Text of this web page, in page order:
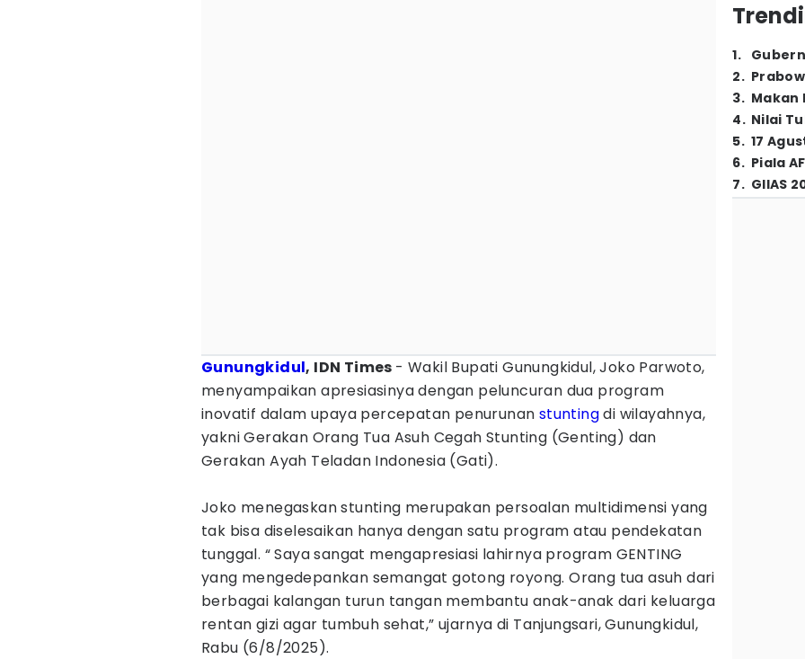
Gunungkidul, IDN Times - Wakil Bupati Gunungkidul, Joko Parwoto,
menyampaikan apresiasinya dengan peluncuran dua program
inovatif dalam upaya percepatan penurunan stuntingdi wilayahnya,
yakni Gerakan Orang Tua Asuh Cegah Stunting (Genting) dan
Gerakan Ayah Teladan Indonesia (Gati).
‎Joko menegaskan stunting merupakan persoalan multidimensi yang
tak bisa diselesaikan hanya dengan satu program atau pendekatan
tunggal. ‎“ Saya sangat mengapresiasi lahirnya program GENTING
yang mengedepankan semangat gotong royong. Orang tua asuh dari
berbagai kalangan turun tangan membantu anak-anak dari keluarga
rentan gizi agar tumbuh sehat,” ujarnya di Tanjungsari, Gunungkidul,
Rabu (6/8/2025).
1.
2.
3. Makan
4. Nilai
5. 17
6. Piala
7. GIIAS